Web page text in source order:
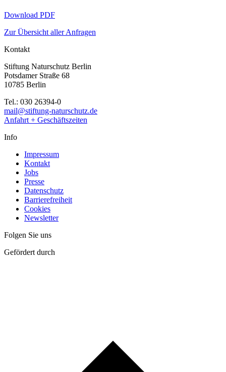
Download PDF
Zur Übersicht aller Anfragen
Kontakt
Stiftung Naturschutz Berlin
Potsdamer Straße 68
10785 Berlin
Tel.: 030 26394-0
mail@stiftung-naturschutz.de
Anfahrt + Geschäftszeiten
Info
Impressum
Kontakt
Jobs
Presse
Datenschutz
Barrierefreiheit
Cookies
Newsletter
Folgen Sie uns
Gefördert durch